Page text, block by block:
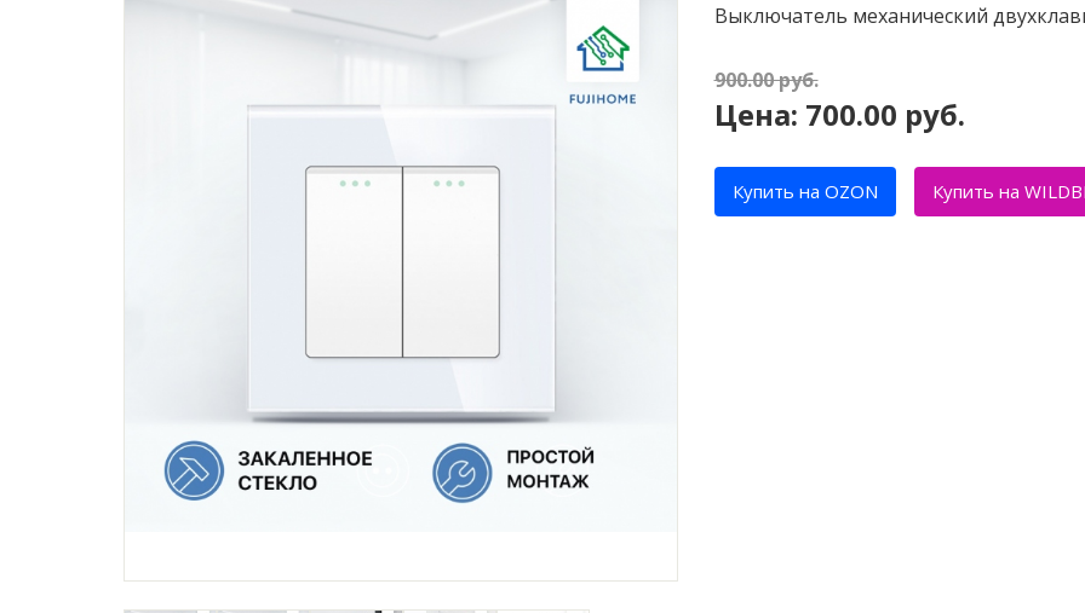
Выключатель механический
900.00руб.
Цена: 700.00 руб.
Купить на OZON Купить на